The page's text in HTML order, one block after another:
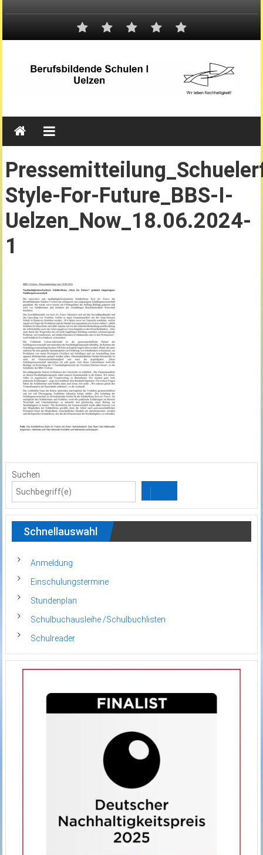
Style-For-Future_BBS-I-
Uelzen_Now_18.06.2024-
1
Suchen
Schnellauswahl
Anmeldung
Einschulungstermine
Stundenplan
Schulbuchausleihe /Schulbuchlisten
Schulreader